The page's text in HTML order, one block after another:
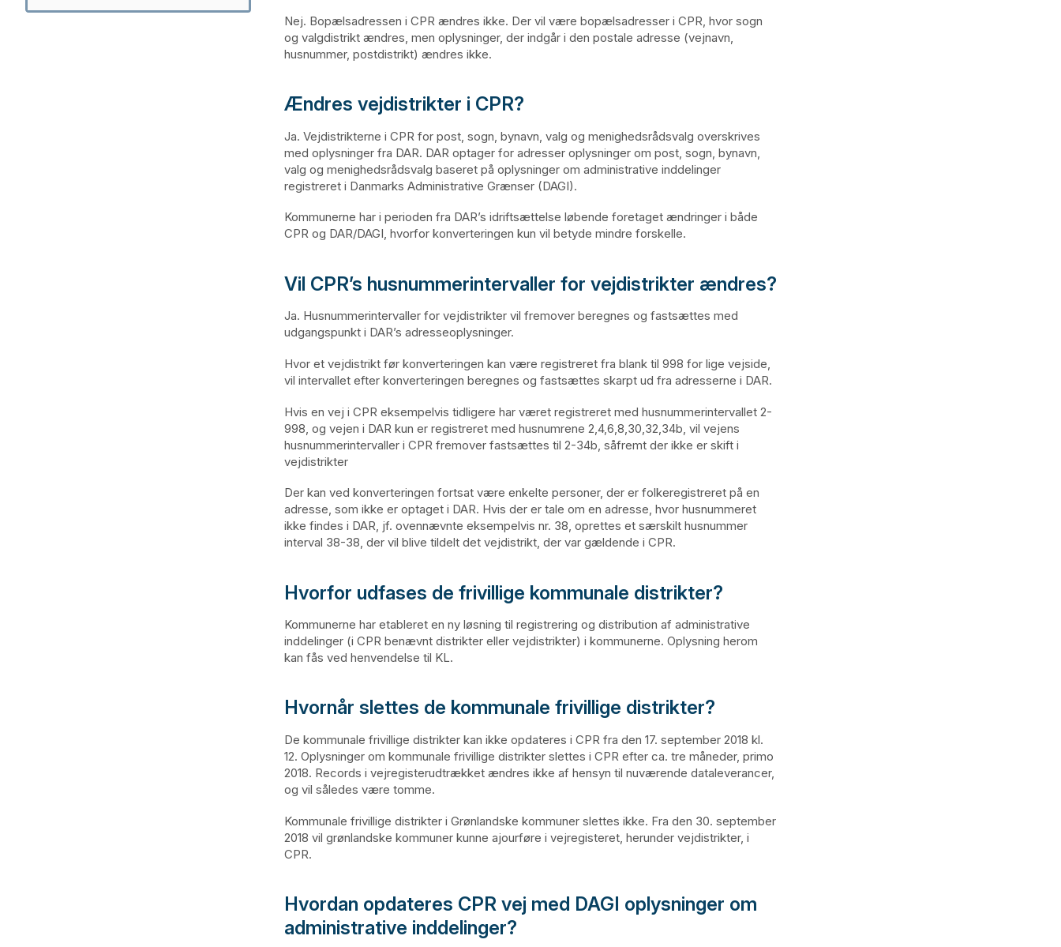
Nej. Bopælsadressen i CPR ændres ikke. Der vil være bopælsadresser i CPR, hvor sogn
og valgdistrikt ændres, men oplysninger, der indgår i den postale adresse (vejnavn,
husnummer, postdistrikt) ændres ikke.
Ændres vejdistrikter i CPR?
Ja. Vejdistrikterne i CPR for post, sogn, bynavn, valg og menighedsrådsvalg overskrives
med oplysninger fra DAR. DAR optager for adresser oplysninger om post, sogn, bynavn,
valg og menighedsrådsvalg baseret på oplysninger om administrative inddelinger
registreret i Danmarks Administrative Grænser (DAGI).
Kommunerne har i perioden fra DAR’s idriftsættelse løbende foretaget ændringer i både
CPR og DAR/DAGI, hvorfor konverteringen kun vil betyde mindre forskelle.
Vil CPR’s husnummerintervaller for vejdistrikter ændres?
Ja. Husnummerintervaller for vejdistrikter vil fremover beregnes og fastsættes med
udgangspunkt i DAR’s adresseoplysninger.
Hvor et vejdistrikt før konverteringen kan være registreret fra blank til 998 for lige vejside,
vil intervallet efter konverteringen beregnes og fastsættes skarpt ud fra adresserne i DAR.
Hvis en vej i CPR eksempelvis tidligere har været registreret med husnummerintervallet 2-
998, og vejen i DAR kun er registreret med husnumrene 2,4,6,8,30,32,34b, vil vejens
husnummerintervaller i CPR fremover fastsættes til 2-34b, såfremt der ikke er skift i
vejdistrikter
Der kan ved konverteringen fortsat være enkelte personer, der er folkeregistreret på en
adresse, som ikke er optaget i DAR. Hvis der er tale om en adresse, hvor husnummeret
ikke findes i DAR, jf. ovennævnte eksempelvis nr. 38, oprettes et særskilt husnummer
interval 38-38, der vil blive tildelt det vejdistrikt, der var gældende i CPR.
Hvorfor udfases de frivillige kommunale distrikter?
Kommunerne har etableret en ny løsning til registrering og distribution af administrative
inddelinger (i CPR benævnt distrikter eller vejdistrikter) i kommunerne. Oplysning herom
kan fås ved henvendelse til KL.
Hvornår slettes de kommunale frivillige distrikter?
De kommunale frivillige distrikter kan ikke opdateres i CPR fra den 17. september 2018 kl.
12. Oplysninger om kommunale frivillige distrikter slettes i CPR efter ca. tre måneder, primo
2018. Records i vejregisterudtrækket ændres ikke af hensyn til nuværende dataleverancer,
og vil således være tomme.
Kommunale frivillige distrikter i Grønlandske kommuner slettes ikke. Fra den 30. september
2018 vil grønlandske kommuner kunne ajourføre i vejregisteret, herunder vejdistrikter, i
CPR.
Hvordan opdateres CPR vej med DAGI oplysninger om
administrative inddelinger?